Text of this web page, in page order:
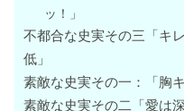
ッ！」
不都合な史実その三「キ
低」
素敵な史実その一：「胸
素敵な史実その二「愛は